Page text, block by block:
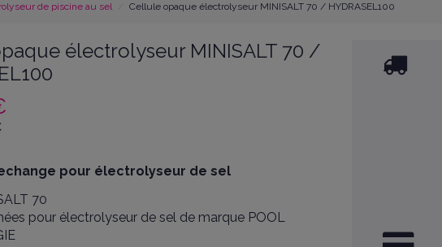
de piscine au sel Cellule opaque électrolyseur MINISALT 70 / HYDRASEL100
électrolyseur MINISALT 70 /
pour électrolyseur de sel
70
pour électrolyseur de sel de marque POOL